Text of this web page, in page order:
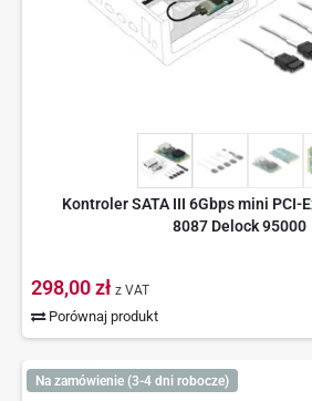
Kontroler SATA III 6Gbps mini PCI-
8087 Delock 95000
298,00 zł z VAT
Porównaj produkt
Na zamówienie (3-4 dni robocze)